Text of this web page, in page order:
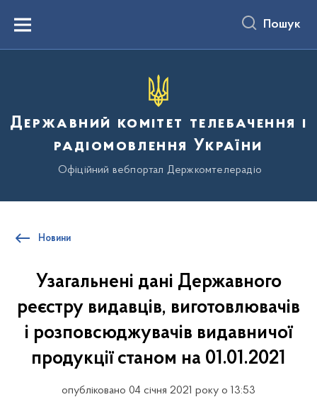
вмістуMenu Пошук
Державний комітет телебачення і
радіомовлення України
Офіційний вебпортал Держкомтелерадіо
Новини
Узагальнені дані Державного
реєстру видавців, виготовлювачів
і розповсюджувачів видавничої
продукції станом на 01.01.2021
опубліковано 04 січня 2021 року о 13:53